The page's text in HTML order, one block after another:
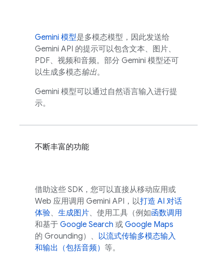
Gemini 模型是多模态模型，因此发送给
Gemini API 的提示可以包含文本、图片、
PDF、视频和音频。部分 Gemini 模型还可
以生成多模态输出。
Gemini 模型可以通过自然语言输入进行提
示。
不断丰富的功能
借助这些 SDK，您可以直接从移动应用或
Web 应用调用 Gemini API ，以打造 AI 对话
体验、 生成图片、使用工具（例如函数调用
和基于 Google Search 或 Google Maps
的 Grounding）、 以流式传输多模态输入
和输出（包括音频） 等。